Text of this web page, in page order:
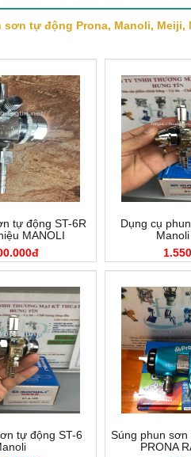
sơn tự động Prona, Manoli, Meiji,
tự động ST-6R
MANOLI
Dụng cụ
tự động ST-6
Súng phun
PRONA